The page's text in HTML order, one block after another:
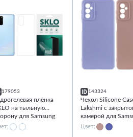
179053
плёнка
на тыльную
для Samsung
A04s
143324
Чехол Silicone
Lakshmi с
камерой для
Galaxy A04s
Цвет: